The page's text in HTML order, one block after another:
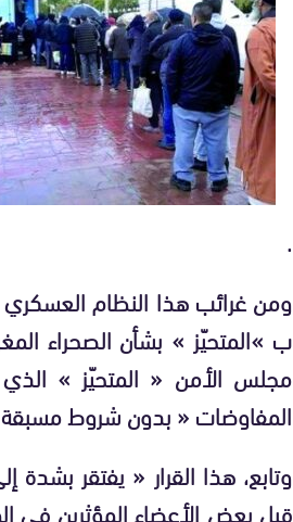
.
ومن غرائب هذا النظام العسكري
ب »المتحيّز » بشأن الصحراء
مجلس الأمن « المتحيّز »
المفاوضات « بدون شروط مسبقة
وتابع، هذا القرار « يفتقر
قبل بعض الأعضاء المؤثرين في